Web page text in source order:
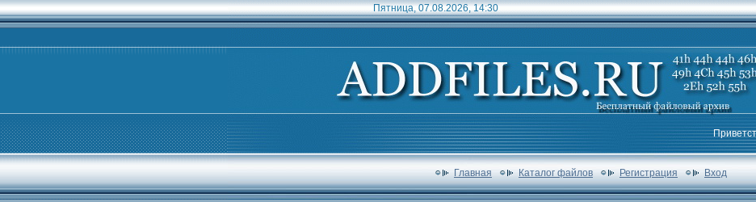
Пятница, 07.08.2026, 14:30
Главная Каталог файлов Регистрация Вход